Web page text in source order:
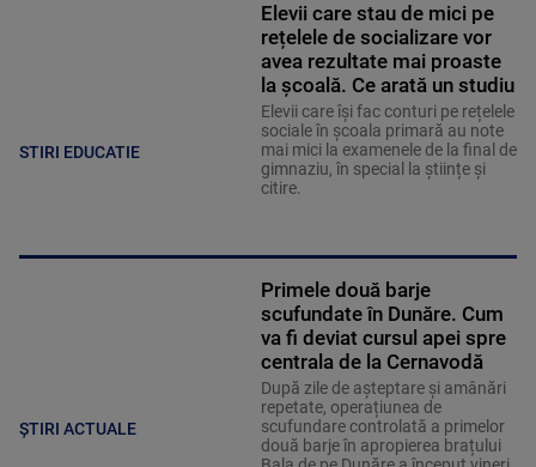
STIRI EDUCATIE
Elevii care stau de mici pe
rețelele de socializare vor
avea rezultate mai proaste
la școală. Ce arată un studiu
Elevii care îşi fac conturi pe rețelele
sociale în școala primară au note
mai mici la examenele de la final de
gimnaziu, în special la științe și
citire.
ȘTIRI ACTUALE
Primele două barje
scufundate în Dunăre. Cum
va fi deviat cursul apei spre
centrala de la Cernavodă
După zile de așteptare și amânări
repetate, operațiunea de
scufundare controlată a primelor
două barje în apropierea brațului